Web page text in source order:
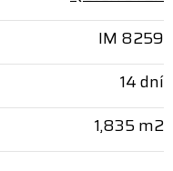
IM 8259
14 dní
1,835 m2